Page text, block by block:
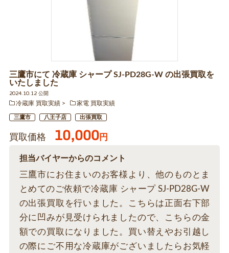
三鷹市にて 冷蔵庫 シャープ SJ-PD28G-W の出張買取を
いたしました
2024.10.12 公開
冷蔵庫 買取実績
家電 買取実績
三鷹市 八王子店 出張買取
買取価格 10,000円
担当バイヤーからのコメント
三鷹市にお住まいのお客様より、他のものとま
とめてのご依頼で冷蔵庫 シャープ SJ-PD28G-W
の出張買取を行いました。こちらは正面右下部
分に凹みが見受けられましたので、こちらの金
額での買取になりました。買い替えやお引越し
の際にご不用な冷蔵庫がございましたらお気軽